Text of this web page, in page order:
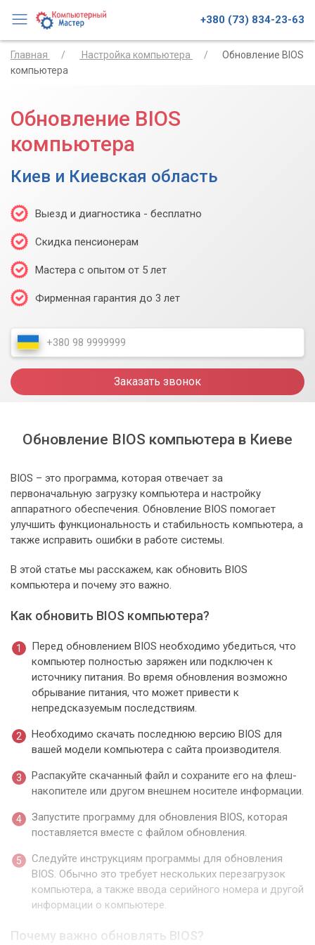
+380 (73) 834-23-63
Главная Настройка компьютера
Обновление BIOS
компьютера
Обновление BIOS
компьютера
Киев и Киевская область
Выезд и диагностика - бесплатно
Скидка пенсионерам
Мастера с опытом от 5 лет
Фирменная гарантия до 3 лет
Заказать звонок
Обновление BIOS компьютера в Киеве
BIOS – это программа, которая отвечает за
первоначальную загрузку компьютера и настройку
аппаратного обеспечения. Обновление BIOS помогает
улучшить функциональность и стабильность компьютера, а
также исправить ошибки в работе системы.
В этой статье мы расскажем, как обновить BIOS
компьютера и почему это важно.
Как обновить BIOS компьютера?
Перед обновлением BIOS необходимо убедиться, что
компьютер полностью заряжен или подключен к
источнику питания. Во время обновления возможно
обрывание питания, что может привести к
непредсказуемым последствиям.
Необходимо скачать последнюю версию BIOS для
вашей модели компьютера с сайта производителя.
Распакуйте скачанный файл и сохраните его на флеш-
накопителе или другом внешнем носителе информации.
Запустите программу для обновления BIOS, которая
поставляется вместе с файлом обновления.
Следуйте инструкциям программы для обновления
BIOS. Обычно это требует нескольких перезагрузок
компьютера, а также ввода серийного номера и другой
информации о компьютере.
Почему важно обновлять BIOS?